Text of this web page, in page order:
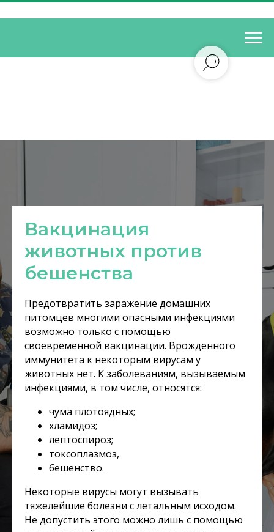
Вакцинация
животных против
бешенства
Предотвратить заражение домашних
питомцев многими опасными инфекциями
возможно только с помощью
своевременной вакцинации. Врожденного
иммунитета к некоторым вирусам у
животных нет. К заболеваниям, вызываемым
инфекциями, в том числе, относятся:
чума плотоядных;
хламидоз;
лептоспироз;
токсоплазмоз,
бешенство.
Некоторые вирусы могут вызывать
тяжелейшие болезни с летальным исходом.
Не допустить этого можно лишь с помощью